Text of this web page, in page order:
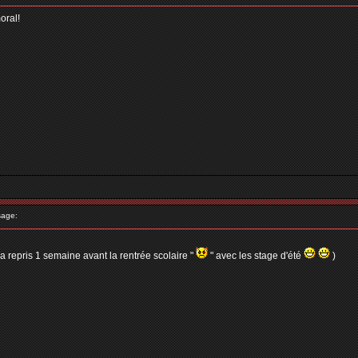
repris 1 semaine avant la rentrée scolaire "
" avec les stage d'été
)